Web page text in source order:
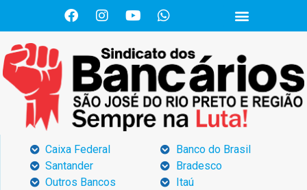
Caixa Federal
Santander
Outros Bancos
Banco do Brasil
Bradesco
Itaú